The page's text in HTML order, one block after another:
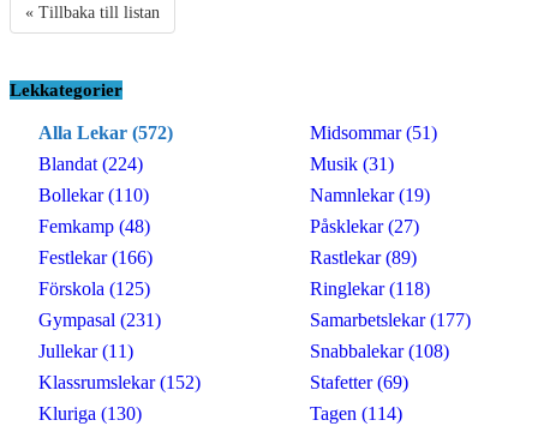
« Tillbaka till listan
Lekkategorier
Alla Lekar (572)
Blandat (224)
Bollekar (110)
Femkamp (48)
Festlekar (166)
Förskola (125)
Gympasal (231)
Jullekar (11)
Klassrumslekar (152)
Kluriga (130)
Midsommar (51)
Musik (31)
Namnlekar (19)
Påsklekar (27)
Rastlekar (89)
Ringlekar (118)
Samarbetslekar (177)
Snabbalekar (108)
Stafetter (69)
Tagen (114)